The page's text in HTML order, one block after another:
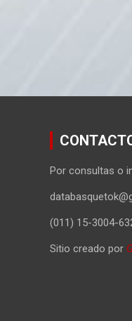
Por consultas o
(011) 15-3004-
Sitio creado por